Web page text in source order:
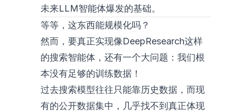
未来LLM智能体爆发的基础。
等等，这东西能规模化吗？
然而，要真正实现像DeepResearch这样
的搜索智能体，还有一个大问题：我们根
本没有足够的训练数据！
过去搜索模型往往只能靠历史数据，而现
有的公开数据集中，几乎找不到真正体现